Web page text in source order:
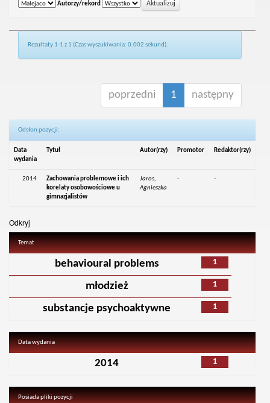
Autorzy/rekord
Rezultaty 1-1 z 1 (Czas wyszukiwania: 0.002 sekund).
poprzedni 1 następny
Odsłon pozycji:
Data
wydania
Tytuł Autor(rzy) Promotor Redaktor(rzy)
2014
Zachowania problemowe i ich
korelaty osobowościowe u
gimnazjalistów
Jaros,
Agnieszka
- -
Odkryj
Temat
1
behavioural problems
1
młodzież
1
substancje psychoaktywne
Data wydania
1
2014
Posiada pliki pozycji